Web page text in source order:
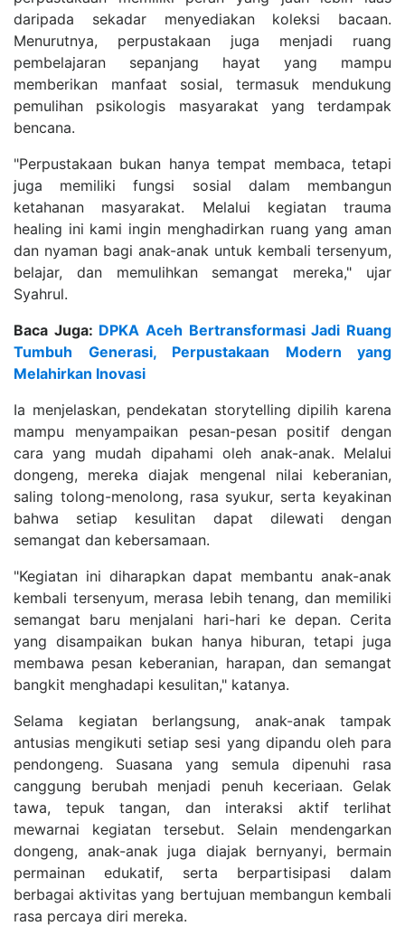
daripada sekadar menyediakan koleksi bacaan.
Menurutnya, perpustakaan juga menjadi ruang
pembelajaran sepanjang hayat yang mampu
memberikan manfaat sosial, termasuk mendukung
pemulihan psikologis masyarakat yang terdampak
bencana.
"Perpustakaan bukan hanya tempat membaca, tetapi
juga memiliki fungsi sosial dalam membangun
ketahanan masyarakat. Melalui kegiatan trauma
healing ini kami ingin menghadirkan ruang yang aman
dan nyaman bagi anak-anak untuk kembali tersenyum,
belajar, dan memulihkan semangat mereka," ujar
Syahrul.
Baca Juga: DPKA Aceh Bertransformasi Jadi Ruang
Tumbuh Generasi, Perpustakaan Modern yang
Melahirkan Inovasi
Ia menjelaskan, pendekatan storytelling dipilih karena
mampu menyampaikan pesan-pesan positif dengan
cara yang mudah dipahami oleh anak-anak. Melalui
dongeng, mereka diajak mengenal nilai keberanian,
saling tolong-menolong, rasa syukur, serta keyakinan
bahwa setiap kesulitan dapat dilewati dengan
semangat dan kebersamaan.
"Kegiatan ini diharapkan dapat membantu anak-anak
kembali tersenyum, merasa lebih tenang, dan memiliki
semangat baru menjalani hari-hari ke depan. Cerita
yang disampaikan bukan hanya hiburan, tetapi juga
membawa pesan keberanian, harapan, dan semangat
bangkit menghadapi kesulitan," katanya.
Selama kegiatan berlangsung, anak-anak tampak
antusias mengikuti setiap sesi yang dipandu oleh para
pendongeng. Suasana yang semula dipenuhi rasa
canggung berubah menjadi penuh keceriaan. Gelak
tawa, tepuk tangan, dan interaksi aktif terlihat
mewarnai kegiatan tersebut. Selain mendengarkan
dongeng, anak-anak juga diajak bernyanyi, bermain
permainan edukatif, serta berpartisipasi dalam
berbagai aktivitas yang bertujuan membangun kembali
rasa percaya diri mereka.